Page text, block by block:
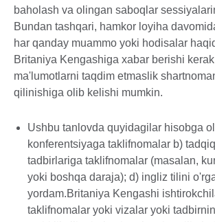
baholash va olingan saboqlar
Bundan tashqari, hamkor loyiha
har qanday muammo yoki hodisalar
Britaniya Kengashiga xabar berishi
ma'lumotlarni taqdim etmaslik
qilinishiga olib kelishi mumkin.
Ushbu tanlovda quyidagilar hisobga
konferentsiyaga taklifnomalar b)
tadbirlariga taklifnomalar (masalan,
yoki boshqa daraja); d) ingliz tilini
yordam.Britaniya Kengashi
taklifnomalar yoki vizalar yoki